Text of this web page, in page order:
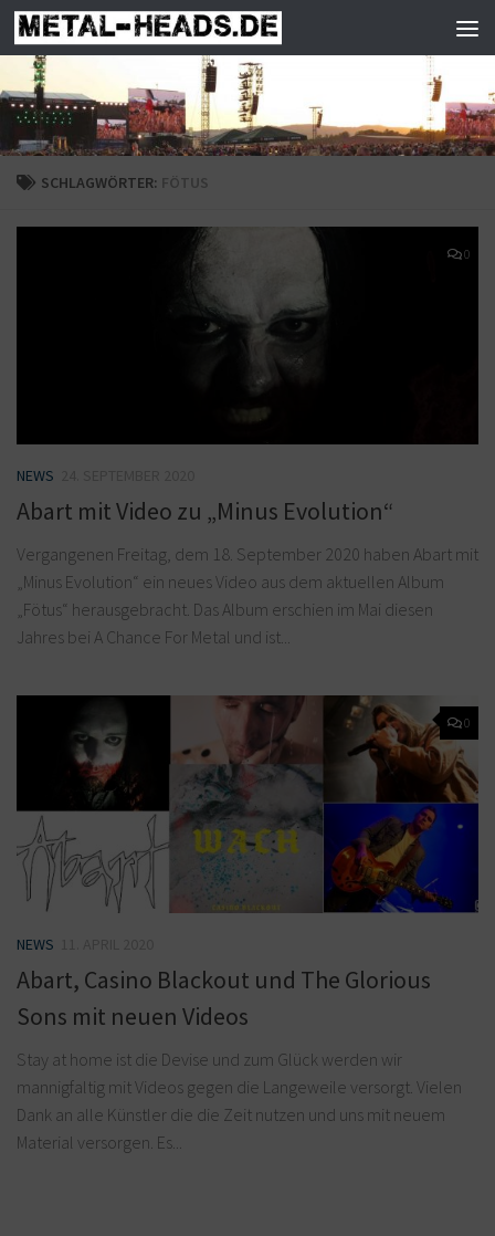
Zum Inhalt springen
SCHLAGWÖRTER: FÖTUS
0
NEWS
Abart mit Video zu „Minus Evolution“
Vergangenen Freitag, dem 18. September 2020 haben Abart mit
„Minus Evolution“ ein neues Video aus dem aktuellen Album
„Fötus“ herausgebracht. Das Album erschien im Mai diesen
Jahres bei A Chance For Metal und ist...
0
NEWS
Abart, Casino Blackout und The Glorious
Sons mit neuen Videos
Stay at home ist die Devise und zum Glück werden wir
mannigfaltig mit Videos gegen die Langeweile versorgt. Vielen
Dank an alle Künstler die die Zeit nutzen und uns mit neuem
Material versorgen. Es...